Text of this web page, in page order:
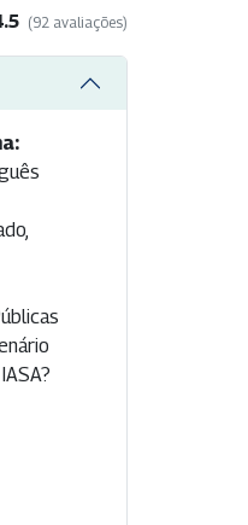
(92 avaliações)